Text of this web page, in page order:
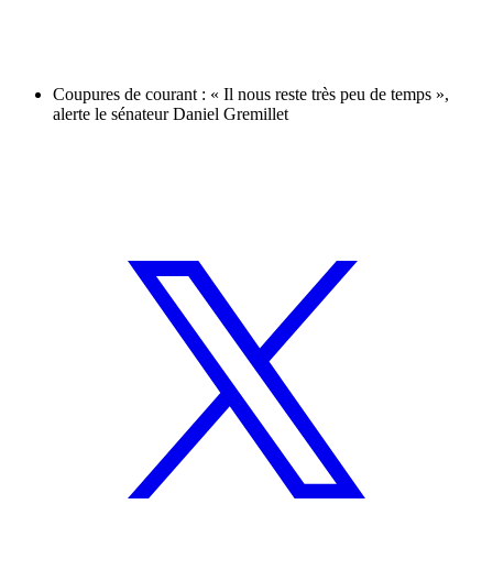
Coupures de courant : « Il nous reste très peu de temps »,
alerte le sénateur Daniel Gremillet